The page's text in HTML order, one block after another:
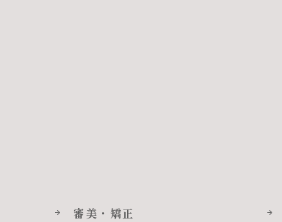
審美・矯正